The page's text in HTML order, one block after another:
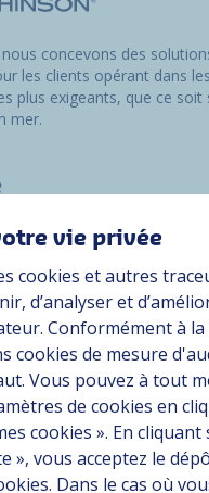
concevons des
les clients opérant dans les
plus exigeants, que ce soit
mer.
vie privée
cookies et autres
d’analyser et
Conformément à
cookies de mesure
Vous pouvez à tout
de cookies en
cookies ». En cliquant
», vous acceptez le
Dans le cas où